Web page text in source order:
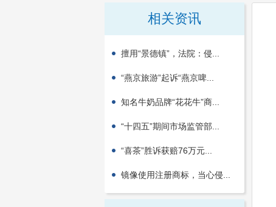
相关资讯
擅用“景德镇”，法院：侵...
“燕京旅游”起诉“燕京啤...
知名牛奶品牌“花花牛”商...
“十四五”期间市场监管部...
“喜茶”胜诉获赔76万元...
镜像使用注册商标，当心侵...